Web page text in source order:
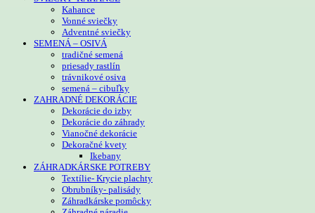
Kahance
Vonné sviečky
Adventné sviečky
SEMENÁ – OSIVÁ
tradičné semená
priesady rastlín
trávnikové osiva
semená – cibuľky
ZAHRADNÉ DEKORÁCIE
Dekorácie do izby
Dekorácie do záhrady
Vianočné dekorácie
Dekoračné kvety
Ikebany
ZÁHRADKÁRSKE POTREBY
Textílie- Krycie plachty
Obrubníky- palisády
Záhradkárske pomôcky